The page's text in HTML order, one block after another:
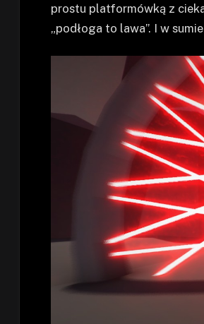
prostu platformówką z
„podłoga to lawa”. I w